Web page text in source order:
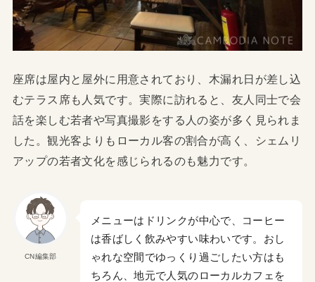
座席は屋内と屋外に用意されており、木漏れ日が差し込
むテラス席も人気です。実際に訪れると、友人同士で会
話を楽しむ若者や写真撮影をする人の姿が多く見られま
した。観光客よりもローカル客の割合が高く、シェムリ
アップの若者文化を感じられるのも魅力です。
CN編集部
メニューはドリンクが中心で、コーヒー
は香ばしく飲みやすい味わいです。おし
ゃれな空間でゆっくり過ごしたい方はも
ちろん、地元で人気のローカルカフェを